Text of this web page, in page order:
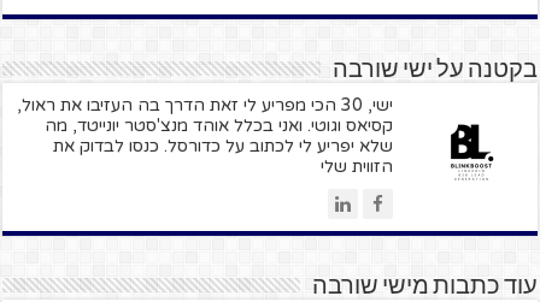
בקטנה על ישי שורבה
ישי, 30 הכי מפריע לי זאת הדרך בה העזיבו את ראול,
קסיאס וגוטי. ואני בכלל אוהד מנצ'סטר יונייטד, מה
שלא יפריע לי לכתוב על כדורסל. כנסו לבדוק את
הזווית שלי
עוד כתבות מישי שורבה